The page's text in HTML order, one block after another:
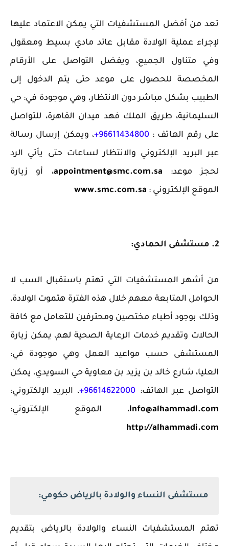
تعد من أفضل المستشفيات التي يمكن الاعتماد عليها
لإجراء عملية الولادة مقابل عائد مادي بسيط ومعقول
وفي متناول الجميع، ويفضل التواصل على الأرقام
المخصصة للحصول على موعد حتى يتم الدخول إلى
الطبيب بشكل مباشر دون الانتظار، وهي موجودة في: حي
السليمانية، طريق الملك فهد ميدان القاهرة، للتواصل
على رقم الهاتف :96611434800+ ، ويمكن إرسال رسالة
عبر البريد الإلكتروني والانتظار لساعات حتى يأتي الرد
لحجز موعد: appointment@smc.com.sa، أو زيارة
الموقع الإلكتروني : www.smc.com.sa
2. مستشفى الحمادي:
من أشهر المستشفيات التي تهتم باستقبال السب لا
الحوامل المتابعة معهم خلال هذه الفترة هتموت الولادة،
وذلك بوجود أطباء مختصين ومحترفين للتعامل مع كافة
الحالات وتقديم خدمات الرعاية الصحية لهم، يمكن زيارة
المستشفى حسب مواعيد العمل وهي موجودة في:
العليا، شارع خالد بن يزيد بن معاوية حي السويدي، يمكن
التواصل عبر الهاتف: 96614622000+ ، البريد الإلكتروني:
info@alhammadi.com، الموقع الإلكتروني:
http://alhammadi.com
مستشفى النساء والولادة بالرياض حكومي:
‏تهتم المستشفيات النساء والولادة بالرياض بتقديم